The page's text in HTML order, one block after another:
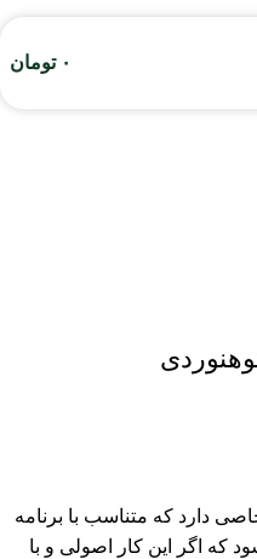
۰ تومان
دارد که متناسب با برنامه
که اگر این کار اصولی و با